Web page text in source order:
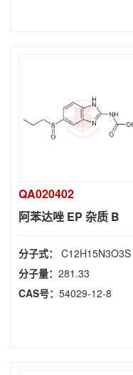
QA020402
阿苯达唑 EP 杂质 B
分子式： C12H15N3O3S
分子量： 281.33
CAS号： 54029-12-8